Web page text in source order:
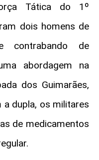
Tática do 1º
dois homens de
contrabando de
abordagem na
dos Guimarães,
a dupla, os militares
de medicamentos